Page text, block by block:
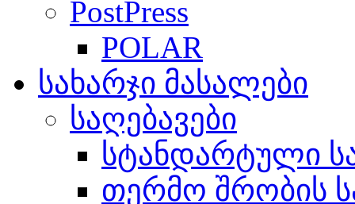
PostPress
POLAR
სახარჯი მასალები
საღებავები
სტანდარტული
თერმო შრობის